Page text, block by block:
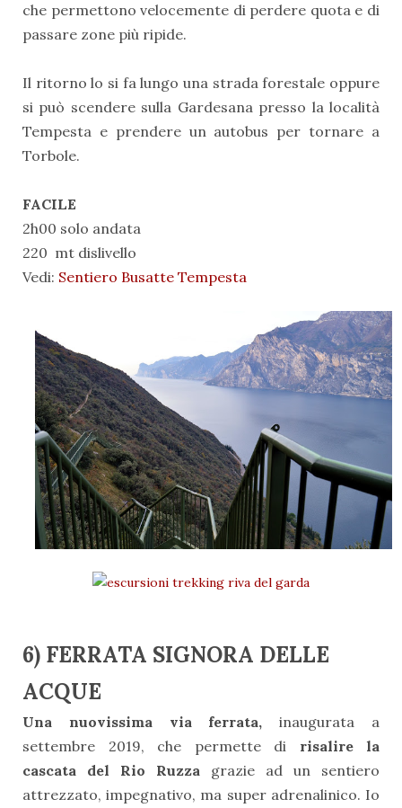
che permettono velocemente di perdere quota e di
passare zone più ripide.
Il ritorno lo si fa lungo una strada forestale oppure
si può scendere sulla Gardesana presso la località
Tempesta e prendere un autobus per tornare a
Torbole.
FACILE
2h00 solo andata
220 mt dislivello
Vedi: Sentiero Busatte Tempesta
6) FERRATA SIGNORA DELLE
ACQUE
Una nuovissima via ferrata, inaugurata a
settembre 2019, che permette di risalire la
cascata del Rio Ruzza grazie ad un sentiero
attrezzato, impegnativo, ma super adrenalinico. Io